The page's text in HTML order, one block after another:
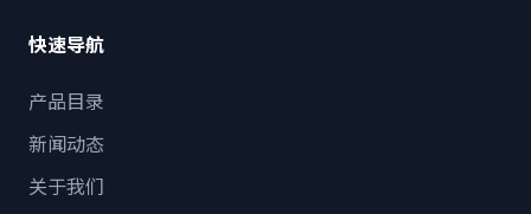
快速导航
产品目录
新闻动态
关于我们